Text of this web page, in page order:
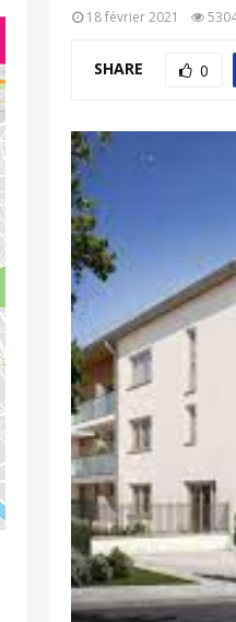
18 février 2021
SHARE 0